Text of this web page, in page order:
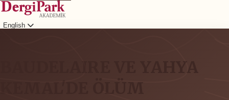
English
BAUDELAIRE VE YAHYA
KEMAL'DE ÖLÜM